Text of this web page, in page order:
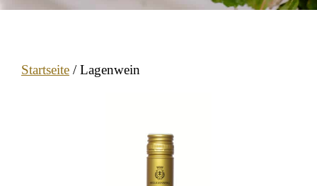
Startseite/ Lagenwein